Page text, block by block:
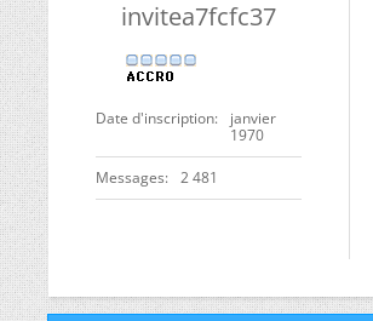
invitea7fcfc37
Date d'inscription
janvier
1970
Messages 2 481